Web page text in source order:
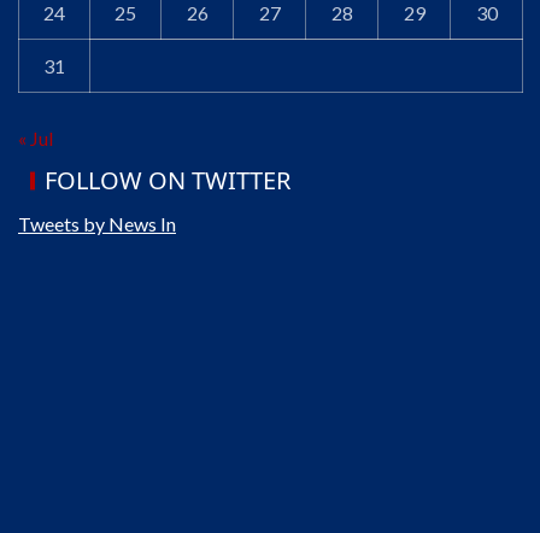
24 25 26 27 28 29 30
31
« Jul
FOLLOW ON TWITTER
Tweets by News In